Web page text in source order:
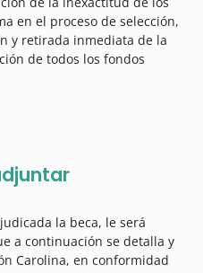
en el proceso de selección,
y retirada inmediata de la
de todos los fondos
la beca, le será
a continuación se detalla y
Carolina, en conformidad